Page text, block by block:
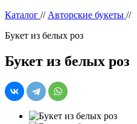
Каталог // Авторские букеты //
Букет из белых роз
Букет из белых роз